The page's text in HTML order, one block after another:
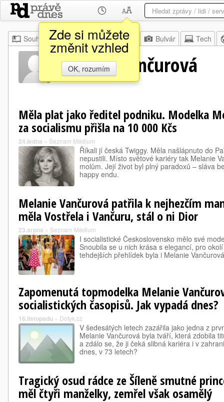
Zde si můžete
změnit vzhled
OK, rozumím
Souhrn Moje Z domova Bulvár Tech
Melanie Vančurová
Měla plat jako ředitel podniku. Modelka
za socialismu přišla na 10 000 Kčs
24.ledna » Seznam Médium
Říkali jí česká Twiggy. Měla našlápnuto do
nepustili. Místo světové kariéry tak Melanie
molům. Její život byl plný paradoxů – sláva
happy endu.
Melanie Vančurová patřila k nejhezčím
měla Vostřela i Vančuru, stál o ni Dior
23.srpna » Seznam Médium
I socialistické Československo mělo své
Snoubila se u nich krása s elegancí, pro
tehdejších přehlídek byla i Melanie
Zapomenutá topmodelka Melanie
socialistických časopisů. Jak vypadá dnes?
16.listopadu » Dotyk.cz
V šedesátých letech zazářila jako jedna z
Melanie Vančurová byla tváří, která zdobila
a zdálo se, že ji čeká slibná kariéra i v
dnes, v 73 letech?
Tragický osud rádce ze Šíleně smutné
měl čtyři manželky, zemřel však osamělý